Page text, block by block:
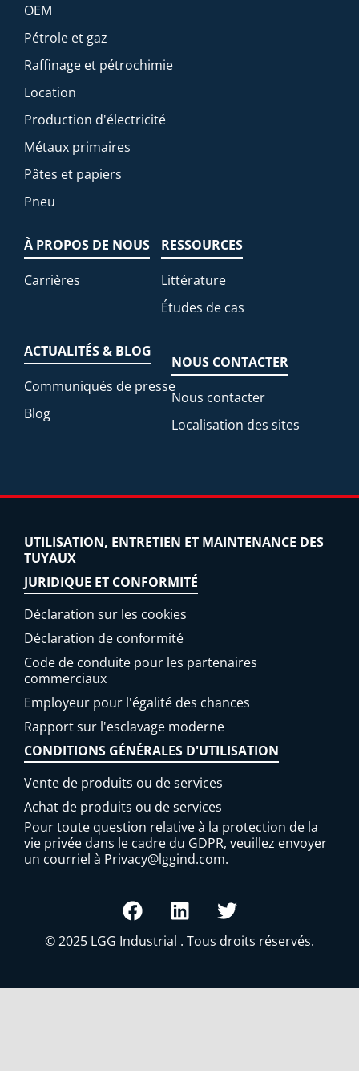
OEM
Pétrole et gaz
Raffinage et pétrochimie
Location
Production d'électricité
Métaux primaires
Pâtes et papiers
Pneu
À PROPOS DE NOUS
Carrières
RESSOURCES
Littérature
Études de cas
ACTUALITÉS & BLOG
Communiqués de presse
Blog
NOUS CONTACTER
Nous contacter
Localisation des sites
UTILISATION, ENTRETIEN ET MAINTENANCE DES
TUYAUX
JURIDIQUE ET CONFORMITÉ
Déclaration sur les cookies
Déclaration de conformité
Code de conduite pour les partenaires
commerciaux
Employeur pour l'égalité des chances
Rapport sur l'esclavage moderne
CONDITIONS GÉNÉRALES D'UTILISATION
Vente de produits ou de services
Achat de produits ou de services
Pour toute question relative à la protection de la
vie privée dans le cadre du GDPR, veuillez envoyer
un courriel à Privacy@lggind.com.
© 2025 LGG Industrial . Tous droits réservés.